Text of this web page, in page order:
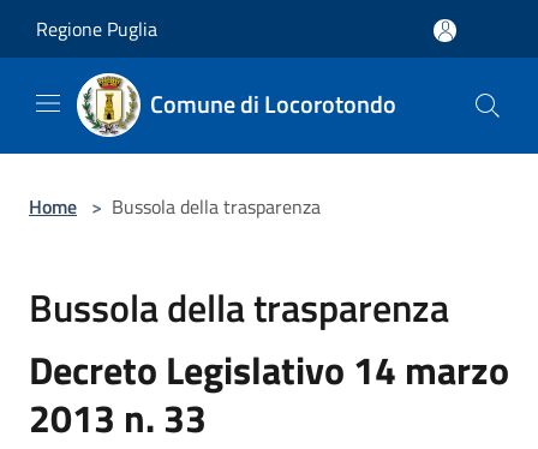
Regione Puglia
Comune di Locorotondo
Home > Bussola della trasparenza
Bussola della trasparenza
Decreto Legislativo 14 marzo
2013 n. 33